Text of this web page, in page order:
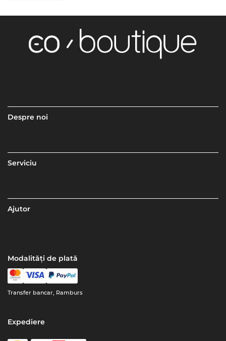
Despre noi
Serviciu
Ajutor
Modalități de plată
Transfer bancar, Ramburs
Expediere